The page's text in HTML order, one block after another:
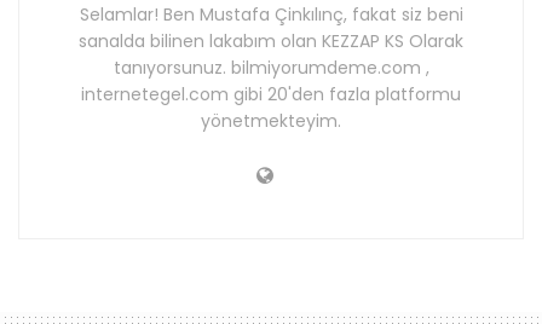
Selamlar! Ben Mustafa Çinkılınç, fakat siz beni
sanalda bilinen lakabım olan KEZZAP KS Olarak
tanıyorsunuz. bilmiyorumdeme.com ,
internetegel.com gibi 20'den fazla platformu
yönetmekteyim.